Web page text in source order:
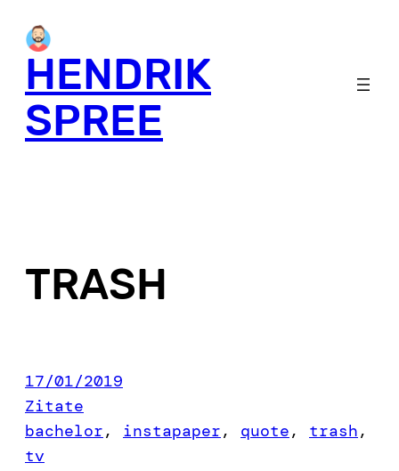
content
HENDRIK
SPREE
TRASH
17/01/2019
Zitate
bachelor, instapaper, quote, trash
tv